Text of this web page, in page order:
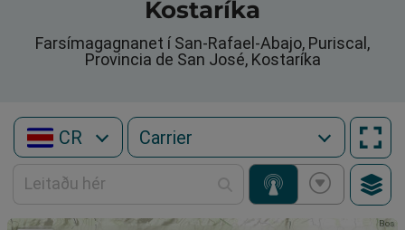
Kostaríka
Farsímagagnanet í San-Rafael-Abajo, Puriscal,
Provincia de San José, Kostaríka
CR